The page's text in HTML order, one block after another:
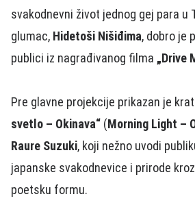
svakodnevni život jednog gej para u
glumac, Hidetoši Nišiđima, dobro je
publici iz nagrađivanog filma „Drive
Pre glavne projekcije prikazan je
svetlo – Okinava“ (Morning Light –
Raure Suzuki, koji nežno uvodi
japanske svakodnevice i prirode
poetsku formu.